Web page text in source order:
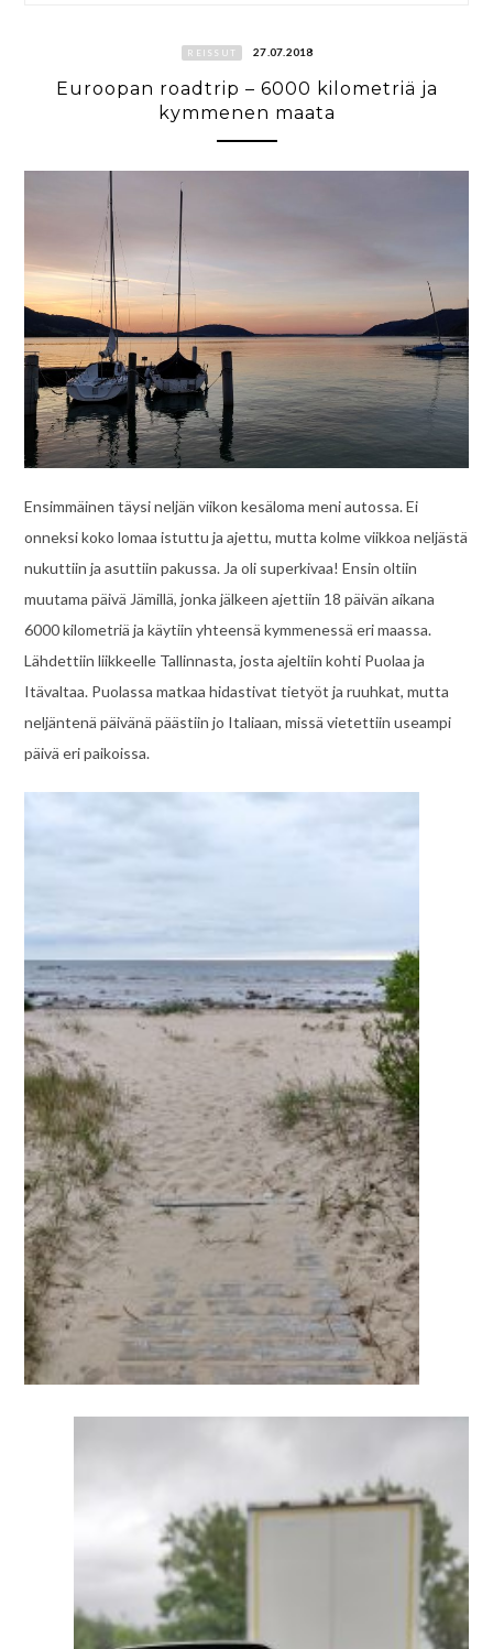
REISSUT 27.07.2018
Euroopan roadtrip – 6000 kilometriä ja
kymmenen maata
Ensimmäinen täysi neljän viikon kesäloma meni autossa. Ei
onneksi koko lomaa istuttu ja ajettu, mutta kolme viikkoa neljästä
nukuttiin ja asuttiin pakussa. Ja oli superkivaa! Ensin oltiin
muutama päivä Jämillä, jonka jälkeen ajettiin 18 päivän aikana
6000 kilometriä ja käytiin yhteensä kymmenessä eri maassa.
Lähdettiin liikkeelle Tallinnasta, josta ajeltiin kohti Puolaa ja
Itävaltaa. Puolassa matkaa hidastivat tietyöt ja ruuhkat, mutta
neljäntenä päivänä päästiin jo Italiaan, missä vietettiin useampi
päivä eri paikoissa.